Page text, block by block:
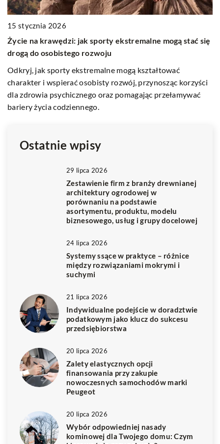
15 stycznia 2026
Życie na krawędzi: jak sporty ekstremalne mogą stać się
drogą do osobistego rozwoju
Odkryj, jak sporty ekstremalne mogą kształtować
charakter i wspierać osobisty rozwój, przynosząc korzyści
dla zdrowia psychicznego oraz pomagając przełamywać
bariery życia codziennego.
Ostatnie wpisy
29 lipca 2026
Zestawienie firm z branży drewnianej
architektury ogrodowej w
porównaniu na podstawie
asortymentu, produktu, modelu
biznesowego, usług i grupy docelowej
24 lipca 2026
Systemy ssące w praktyce – różnice
między rozwiązaniami mokrymi i
suchymi
21 lipca 2026
Indywidualne podejście w doradztwie
podatkowym jako klucz do sukcesu
przedsiębiorstwa
20 lipca 2026
Zalety elastycznych opcji
finansowania przy zakupie
nowoczesnych samochodów marki
Peugeot
20 lipca 2026
Wybór odpowiedniej nasady
kominowej dla Twojego domu: Czym